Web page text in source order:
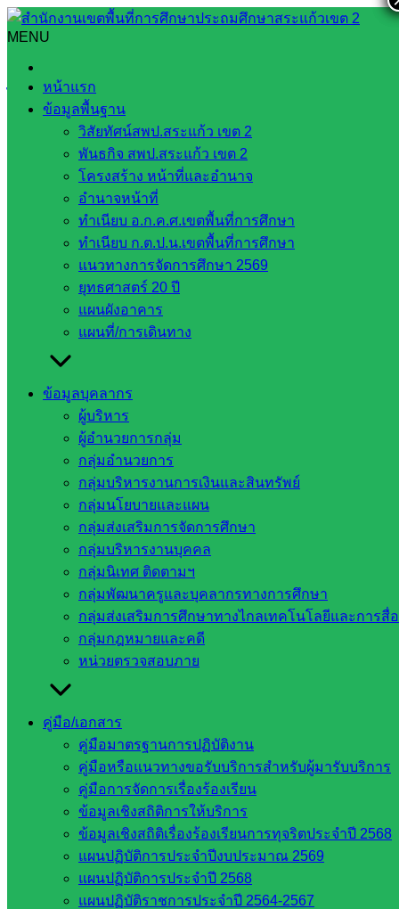
Skip
to
content
MENU
หน้าแรก
ข้อมูลพื้นฐาน
วิสัยทัศน์สพป.สระแก้ว เขต 2
พันธกิจ สพป.สระแก้ว เขต 2
โครงสร้าง หน้าที่และอำนาจ
อำนาจหน้าที่
ทำเนียบ อ.ก.ค.ศ.เขตพื้นที่การศึกษา
ทำเนียบ ก.ต.ป.น.เขตพื้นที่การศึกษา
แนวทางการจัดการศึกษา 2569
ยุทธศาสตร์ 20 ปี
แผนผังอาคาร
แผนที่/การเดินทาง
ข้อมูลบุคลากร
ผู้บริหาร
ผู้อำนวยการกลุ่ม
กลุ่มอำนวยการ
กลุ่มบริหารงานการเงินและสินทรัพย์
กลุ่มนโยบายและแผน
กลุ่มส่งเสริมการจัดการศึกษา
กลุ่มบริหารงานบุคคล
กลุ่มนิเทศ ติดตามฯ
กลุ่มพัฒนาครูและบุคลากรทางการศึกษา
กลุ่มส่งเสริมการศึกษาทางไกลเทคโนโลยีและการสื่
กลุ่มกฎหมายและคดี
หน่วยตรวจสอบภาย
คู่มือ/เอกสาร
คู่มือมาตรฐานการปฏิบัติงาน
คู่มือหรือแนวทางขอรับบริการสำหรับผู้มารับบริการ
คู่มือการจัดการเรื่องร้องเรียน
ข้อมูลเชิงสถิติการให้บริการ
ข้อมูลเชิงสถิติเรื่องร้องเรียนการทุจริตประจำปี 2568
แผนปฏิบัติการประจำปีงบประมาณ 2569
แผนปฏิบัติการประจำปี 2568
แผนปฏิบัติราชการประจำปี 2564-2567
Search
ประกาศผลผู้การจัดซื้อจัดจ้างหรือผู้ได้รับการคัดเลือก ประจำ
ไตรมาสที่ 2
ประกาศผลผู้การจัดซื้อจัดจ้างหรือผู้ได้รับ
การคัดเลือก ประจำไตรมาสที่ 2
สิงหาคม 5, 2021สิงหาคม 8, 2021
web2021_admin
Post Views: 424